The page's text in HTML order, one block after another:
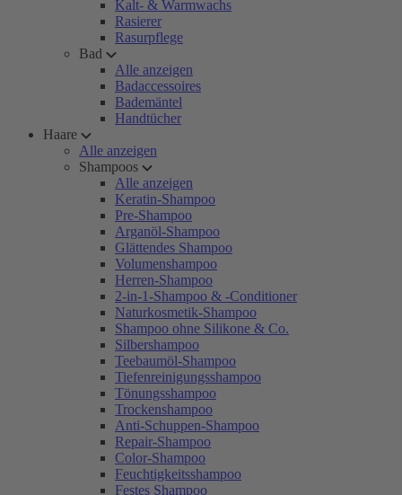
Kalt- & Warmwachs
Rasierer
Rasurpflege
Bad
Alle anzeigen
Badaccessoires
Bademäntel
Handtücher
Haare
Alle anzeigen
Shampoos
Alle anzeigen
Keratin-Shampoo
Pre-Shampoo
Arganöl-Shampoo
Glättendes Shampoo
Volumenshampoo
Herren-Shampoo
2-in-1-Shampoo & -Conditioner
Naturkosmetik-Shampoo
Shampoo ohne Silikone & Co.
Silbershampoo
Teebaumöl-Shampoo
Tiefenreinigungsshampoo
Tönungsshampoo
Trockenshampoo
Anti-Schuppen-Shampoo
Repair-Shampoo
Color-Shampoo
Feuchtigkeitsshampoo
Festes Shampoo